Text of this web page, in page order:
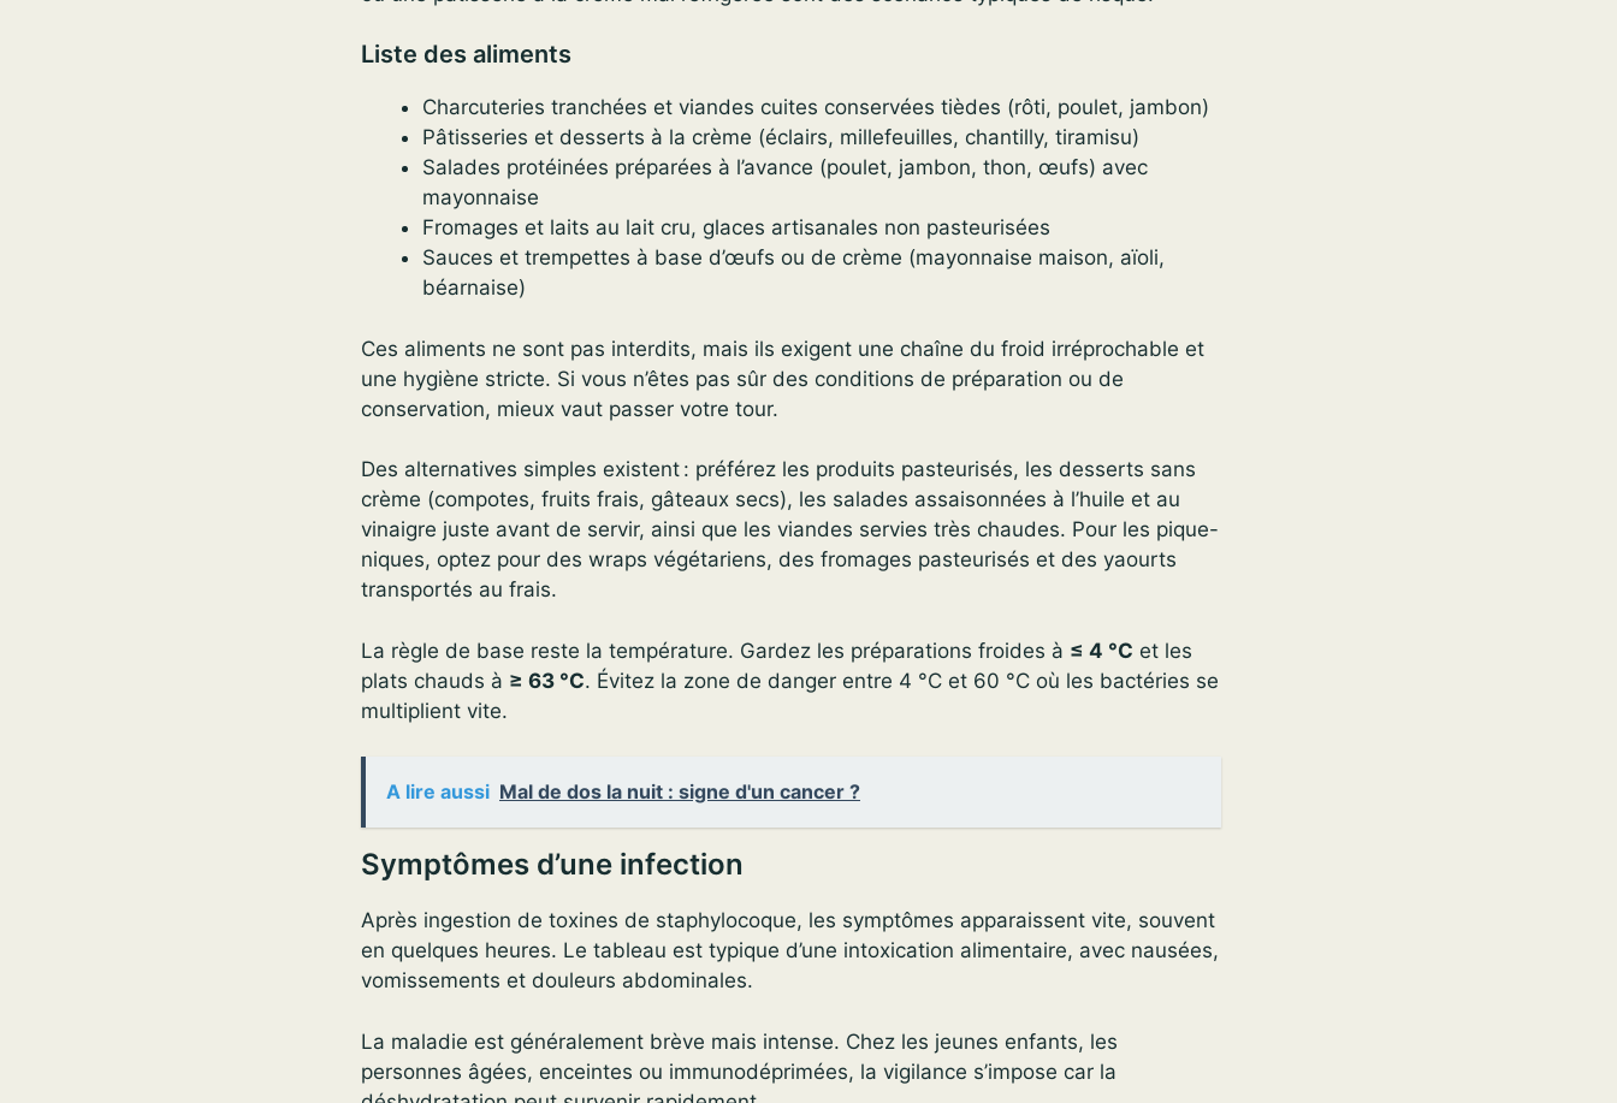
Liste des aliments
Charcuteries tranchées et viandes cuites conservées tièdes (rôti, poulet, jambon)
Pâtisseries et desserts à la crème (éclairs, millefeuilles, chantilly, tiramisu)
Salades protéinées préparées à l’avance (poulet, jambon, thon, œufs) avec
mayonnaise
Fromages et laits au lait cru, glaces artisanales non pasteurisées
Sauces et trempettes à base d’œufs ou de crème (mayonnaise maison, aïoli,
béarnaise)
Ces aliments ne sont pas interdits, mais ils exigent une chaîne du froid irréprochable et
une hygiène stricte. Si vous n’êtes pas sûr des conditions de préparation ou de
conservation, mieux vaut passer votre tour.
Des alternatives simples existent : préférez les produits pasteurisés, les desserts sans
crème (compotes, fruits frais, gâteaux secs), les salades assaisonnées à l’huile et au
vinaigre juste avant de servir, ainsi que les viandes servies très chaudes. Pour les pique-
niques, optez pour des wraps végétariens, des fromages pasteurisés et des yaourts
transportés au frais.
La règle de base reste la température. Gardez les préparations froides à ≤ 4 °C et les
plats chauds à ≥ 63 °C. Évitez la zone de danger entre 4 °C et 60 °C où les bactéries se
multiplient vite.
A lire aussi Mal de dos la nuit : signe d'un cancer ?
Symptômes d’une infection
Après ingestion de toxines de staphylocoque, les symptômes apparaissent vite, souvent
en quelques heures. Le tableau est typique d’une intoxication alimentaire, avec nausées,
vomissements et douleurs abdominales.
La maladie est généralement brève mais intense. Chez les jeunes enfants, les
personnes âgées, enceintes ou immunodéprimées, la vigilance s’impose car la